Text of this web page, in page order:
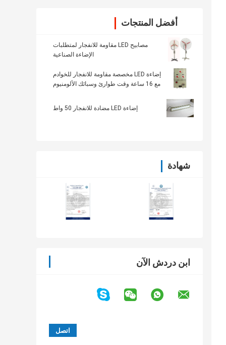
أفضل المنتجات
مصابيح LED مقاومة للانفجار لمتطلبات
الإضاءة الصناعية
إضاءة LED مخصصة مقاومة للانفجار للخوادم
مع 16 ساعة وقت طوارئ وسبائك الألومنيوم
إضاءة LED مضادة للانفجار 50 واط
شهادة
ابن دردش الآن